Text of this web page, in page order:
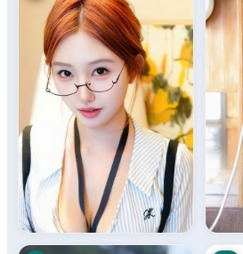
游
侠
倒
计
时
万
城
市
密
令
90
万